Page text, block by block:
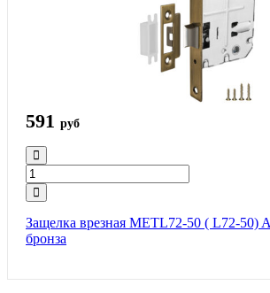
591 руб
Защелка врезная METL72-50 ( L72-50)
бронза